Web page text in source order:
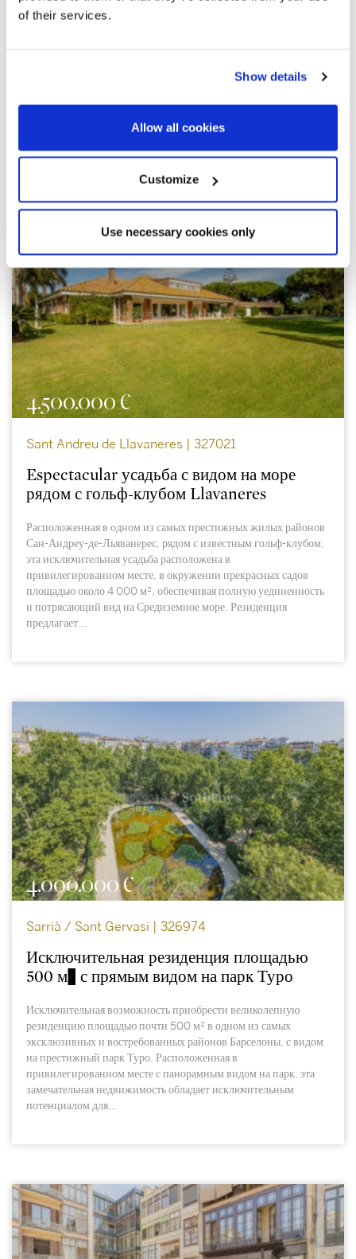
of their services.
Show details
Allow all cookies
Customize
Use necessary cookies only
Просмотреть другие похожие
объекты недвижимости
4.500.000 €
Sant Andreu de Llavaneres | 327021
Espectacular усадьба с видом на море
рядом с гольф-клубом Llavaneres
Расположенная в одном из самых престижных жилых районов
Сан-Андреу-де-Льяванерес, рядом с известным гольф-клубом,
эта исключительная усадьба расположена в
привилегированном месте, в окружении прекрасных садов
площадью около 4 000 м², обеспечивая полную уединенность
и потрясающий вид на Средиземное море. Резиденция
предлагает...
4.000.000 €
Sarrià / Sant Gervasi | 326974
Исключительная резиденция площадью
500 м² с прямым видом на парк Туро
Исключительная возможность приобрести великолепную
резиденцию площадью почти 500 м² в одном из самых
эксклюзивных и востребованных районов Барселоны, с видом
на престижный парк Туро. Расположенная в
привилегированном месте с панорамным видом на парк, эта
замечательная недвижимость обладает исключительным
потенциалом для...